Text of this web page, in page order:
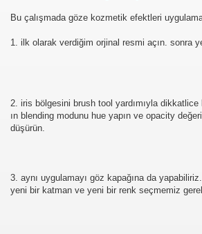
Bu çalışmada göze kozmetik efektleri
1. ilk olarak verdiğim orjinal resmi açın. sonra
2. iris bölgesini brush tool yardımıyla
ın blending modunu hue yapın ve opacity
düşürün.
3. aynı uygulamayı göz kapağına da
yeni bir katman ve yeni bir renk seçmemiz